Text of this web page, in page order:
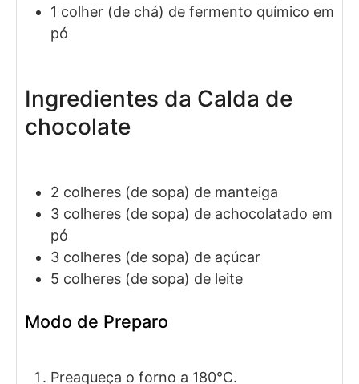
1 colher (de chá) de fermento químico em
pó
Ingredientes da Calda de
chocolate
2 colheres (de sopa) de manteiga
3 colheres (de sopa) de achocolatado em
pó
3 colheres (de sopa) de açúcar
5 colheres (de sopa) de leite
Modo de Preparo
Preaqueça o forno a 180°C.